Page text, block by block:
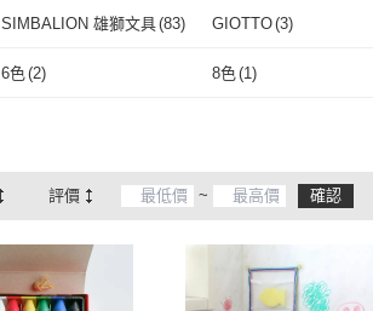
SIMBALION 雄獅文具(83) GIOTTO(3)
STABILO 雄獅美術
SIMBALION 雄獅文具 83)
6色(2) 8色(1)
48色(3) 50色(8)
評價 ~ 確認